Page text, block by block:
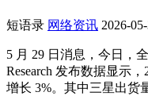
短语录 网络资讯 2026-
5 月 29 日消息，今日，
Research 发布数据显示
增长 3%。其中三星出货